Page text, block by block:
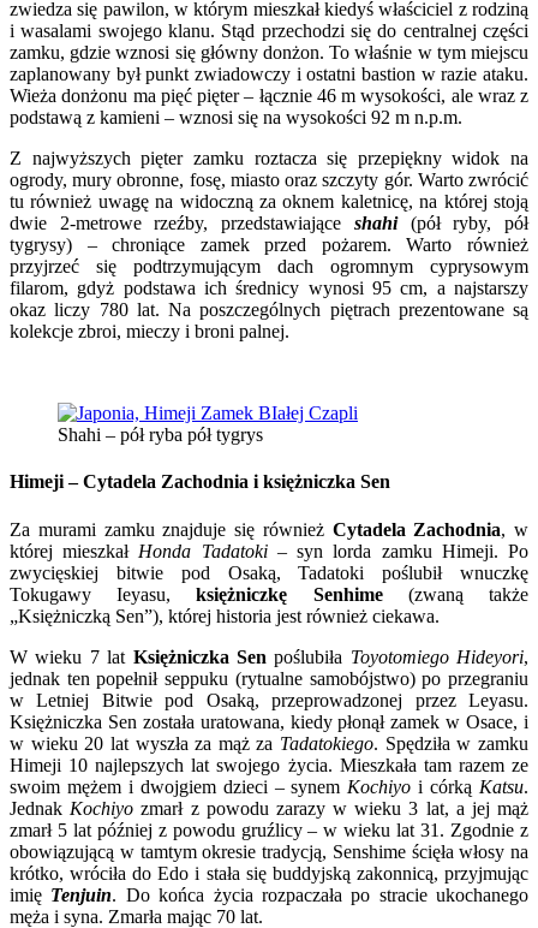
zwiedza się pawilon, w którym mieszkał kiedyś właściciel z rodziną
i wasalami swojego klanu. Stąd przechodzi się do centralnej części
zamku, gdzie wznosi się główny donżon. To właśnie w tym miejscu
zaplanowany był punkt zwiadowczy i ostatni bastion w razie ataku.
Wieża donżonu ma pięć pięter – łącznie 46 m wysokości, ale wraz z
podstawą z kamieni – wznosi się na wysokości 92 m n.p.m.
Z najwyższych pięter zamku roztacza się przepiękny widok na
ogrody, mury obronne, fosę, miasto oraz szczyty gór. Warto zwrócić
tu również uwagę na widoczną za oknem kaletnicę, na której stoją
dwie 2-metrowe rzeźby, przedstawiające shahi(pół ryby, pół
tygrysy) – chroniące zamek przed pożarem. Warto również
przyjrzeć się podtrzymującym dach ogromnym cyprysowym
filarom, gdyż podstawa ich średnicy wynosi 95 cm, a najstarszy
okaz liczy 780 lat. Na poszczególnych piętrach prezentowane są
kolekcje zbroi, mieczy i broni palnej.
Shahi – pół ryba pół tygrys
Himeji – Cytadela Zachodnia i księżniczka Sen
Za murami zamku znajduje się również Cytadela Zachodnia, w
której mieszkał Honda Tadatoki– syn lorda zamku Himeji. Po
zwycięskiej bitwie pod Osaką, Tadatoki poślubił wnuczkę
Tokugawy Ieyasu,księżniczkę Senhime(zwaną także
„Księżniczką Sen”), której historia jest również ciekawa.
W wieku 7 lat Księżniczka Senpoślubiła Toyotomiego Hideyori,
jednak ten popełnił seppuku (rytualne samobójstwo) po przegraniu
w Letniej Bitwie pod Osaką, przeprowadzonej przez Leyasu.
Księżniczka Sen została uratowana, kiedy płonął zamek w Osace, i
w wieku 20 lat wyszła za mąż za Tadatokiego. Spędziła w zamku
Himeji 10 najlepszych lat swojego życia. Mieszkała tam razem ze
swoim mężem i dwojgiem dzieci – synem Kochiyo i córką Katsu.
Jednak Kochiyo zmarł z powodu zarazy w wieku 3 lat, a jej mąż
zmarł 5 lat później z powodu gruźlicy – w wieku lat 31. Zgodnie z
obowiązującą w tamtym okresie tradycją, Senshime ścięła włosy na
krótko, wróciła do Edo i stała się buddyjską zakonnicą, przyjmując
imię Tenjuin. Do końca życia rozpaczała po stracie ukochanego
męża i syna. Zmarła mając 70 lat.